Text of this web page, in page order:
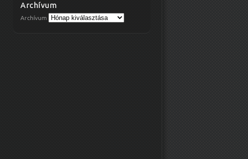
Archívum
Archívum